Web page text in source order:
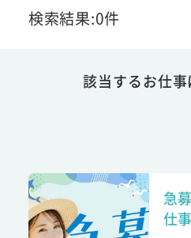
検索結果:0件
該当するお仕
急
仕